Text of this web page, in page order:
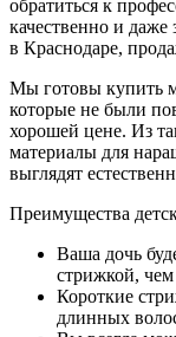
обратиться к
качественно и
в Краснодаре,
Мы готовы купить
которые не были
хорошей цене. Из
материалы для
выглядят
Преимущества
Ваша дочь
стрижкой,
Короткие
длинных